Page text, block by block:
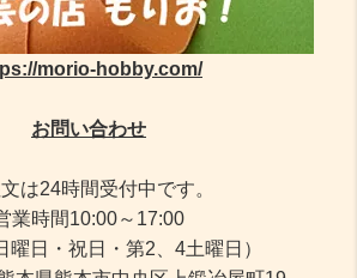
morio-hobby.com/
お問い合わせ
は24時間受付中です。
業時間10:00～17:00
曜日・祝日・第2、4土曜日）